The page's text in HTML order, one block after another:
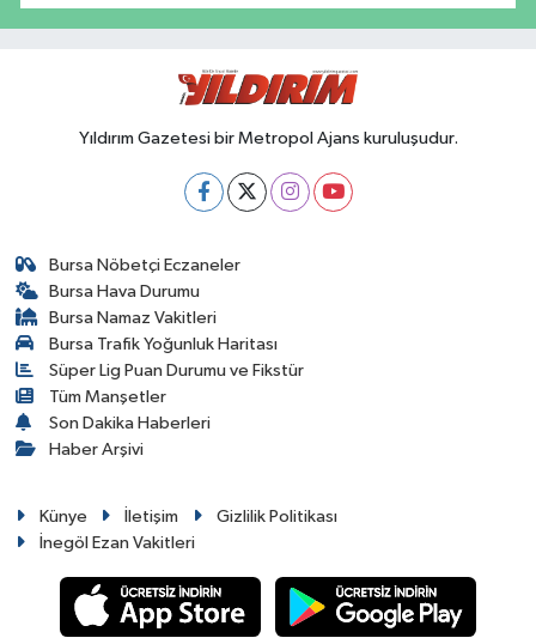
Yıldırım Gazetesi bir Metropol Ajans kuruluşudur.
Bursa Nöbetçi Eczaneler
Bursa Hava Durumu
Bursa Namaz Vakitleri
Bursa Trafik Yoğunluk Haritası
Süper Lig Puan Durumu ve Fikstür
Tüm Manşetler
Son Dakika Haberleri
Haber Arşivi
Künye İletişim
Gizlilik Politikası
İnegöl Ezan Vakitleri